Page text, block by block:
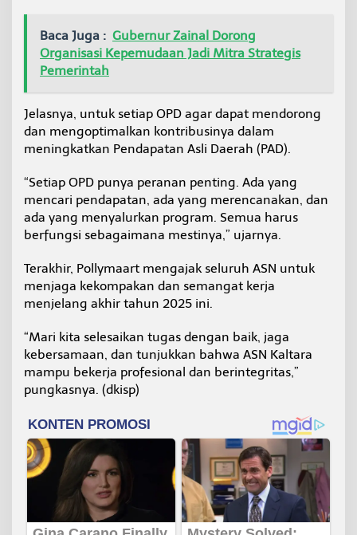
Baca Juga : Gubernur Zainal Dorong
Organisasi Kepemudaan Jadi Mitra Strategis
Pemerintah
Jelasnya, untuk setiap OPD agar dapat mendorong
dan mengoptimalkan kontribusinya dalam
meningkatkan Pendapatan Asli Daerah (PAD).
“Setiap OPD punya peranan penting. Ada yang
mencari pendapatan, ada yang merencanakan, dan
ada yang menyalurkan program. Semua harus
berfungsi sebagaimana mestinya,” ujarnya.
Terakhir, Pollymaart mengajak seluruh ASN untuk
menjaga kekompakan dan semangat kerja
menjelang akhir tahun 2025 ini.
“Mari kita selesaikan tugas dengan baik, jaga
kebersamaan, dan tunjukkan bahwa ASN Kaltara
mampu bekerja profesional dan berintegritas,”
pungkasnya. (dkisp)